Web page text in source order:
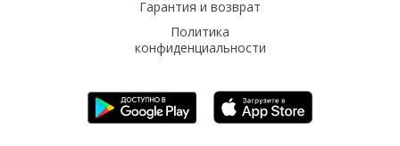
Гарантия и возврат
Политика
конфиденциальности